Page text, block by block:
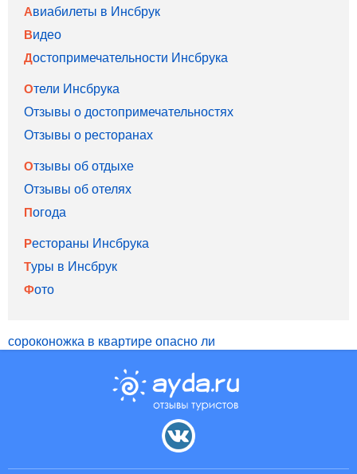
Авиабилеты в Инсбрук
Видео
Достопримечательности Инсбрука
Отели Инсбрука
Отзывы о достопримечательностях
Отзывы о ресторанах
Отзывы об отдыхе
Отзывы об отелях
Погода
Рестораны Инсбрука
Туры в Инсбрук
Фото
сороконожка в квартире опасно ли